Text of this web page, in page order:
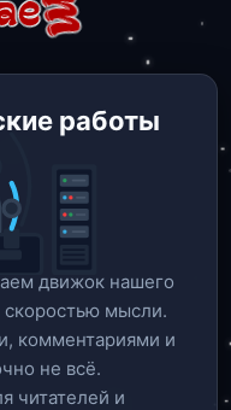
работы
движок нашего
скоростью мысли.
комментариями и
не всё.
читателей и